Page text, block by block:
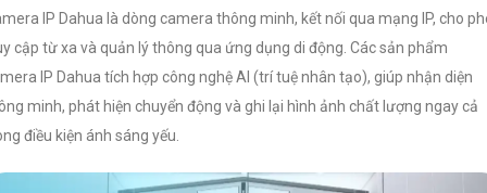
IP Dahua là dòng camera thông minh, kết nối qua mạng IP, cho
cập từ xa và quản lý thông qua ứng dụng di động. Các sản phẩm
IP Dahua tích hợp công nghệ AI (trí tuệ nhân tạo), giúp nhận diện
minh, phát hiện chuyển động và ghi lại hình ảnh chất lượng ngay cả
điều kiện ánh sáng yếu.